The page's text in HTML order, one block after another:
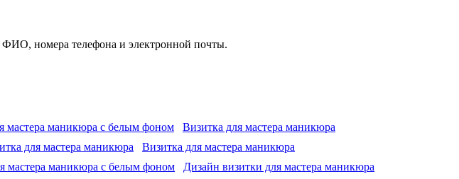
ФИО, номера телефона и электронной почты.
Визитка для мастера маникюра
Визитка для мастера маникюра
Дизайн визитки для мастера маникюра